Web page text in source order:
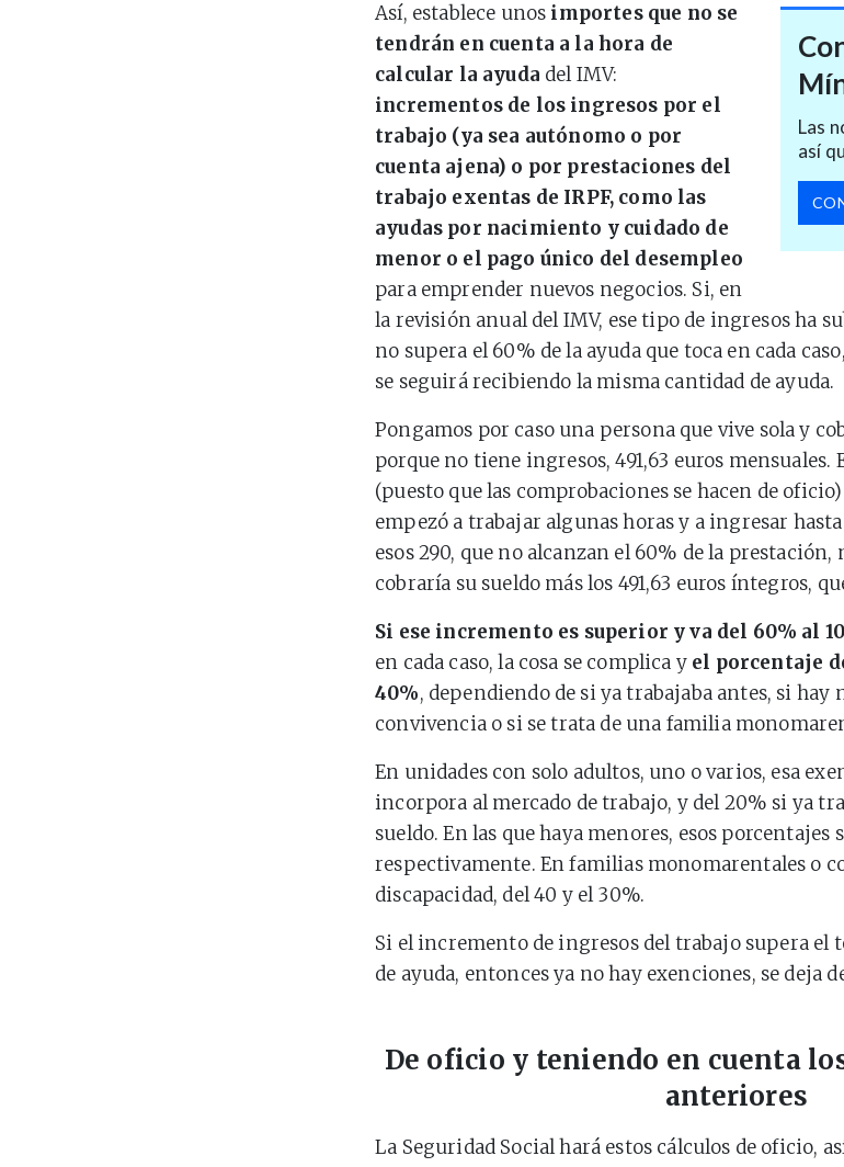
Las
así
Así, establece unos importes que no se
tendrán en cuenta a la hora de
calcular la ayuda del IMV:
incrementos de los ingresos por el
trabajo (ya sea autónomo o por
cuenta ajena) o por prestaciones del
trabajo exentas de IRPF, como las
ayudas por nacimiento y cuidado de
menor o el pago único del desempleo
para emprender nuevos negocios. Si, en
la revisión anual del IMV, ese tipo de ingresos ha
no supera el 60% de la ayuda que toca en cada
se seguirá recibiendo la misma cantidad de ayuda.
Pongamos por caso una persona que vive sola y
porque no tiene ingresos, 491,63 euros mensuales.
(puesto que las comprobaciones se hacen de
empezó a trabajar algunas horas y a ingresar
esos 290, que no alcanzan el 60% de la
cobraría su sueldo más los 491,63 euros íntegros,
Si ese incremento es superior y va del 60% al
en cada caso, la cosa se complica y el porcentaje
40%, dependiendo de si ya trabajaba antes, si hay
convivencia o si se trata de una familia
En unidades con solo adultos, uno o varios, esa
incorpora al mercado de trabajo, y del 20% si ya
sueldo. En las que haya menores, esos porcentajes
respectivamente. En familias monomarentales o
discapacidad, del 40 y el 30%.
Si el incremento de ingresos del trabajo supera el
de ayuda, entonces ya no hay exenciones, se deja
De oficio y teniendo en cuenta
anteriores
La Seguridad Social hará estos cálculos de oficio,